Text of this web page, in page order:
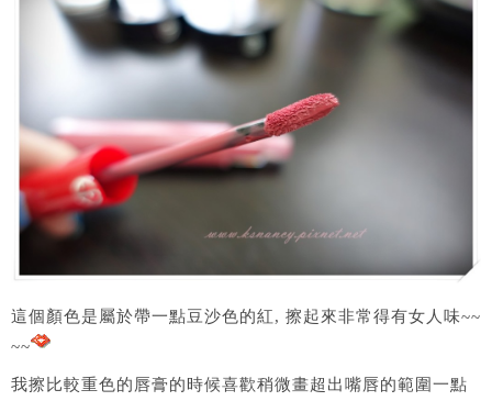
這個顏色是屬於帶一點豆沙色的紅, 擦起來非常得有女人味~~
~~
我擦比較重色的唇膏的時候喜歡稍微畫超出嘴唇的範圍一點